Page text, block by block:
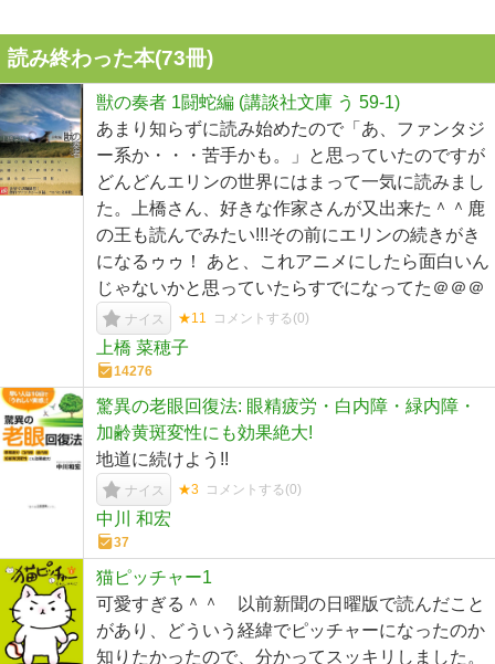
読み終わった本(73冊)
獣の奏者 1闘蛇編 (講談社文庫 う 59-1)
あまり知らずに読み始めたので「あ、ファンタジ
ー系か・・・苦手かも。」と思っていたのですが
どんどんエリンの世界にはまって一気に読みまし
た。上橋さん、好きな作家さんが又出来た＾＾鹿
の王も読んでみたい!!!その前にエリンの続きがき
になるゥゥ！ あと、これアニメにしたら面白いん
じゃないかと思っていたらすでになってた＠＠＠
ナイス ★11 コメントする(0)
上橋 菜穂子
14276
驚異の老眼回復法: 眼精疲労・白内障・緑内障・
加齢黄斑変性にも効果絶大!
地道に続けよう!!
ナイス ★3 コメントする(0)
中川 和宏
37
猫ピッチャー1
可愛すぎる＾＾ 以前新聞の日曜版で読んだこと
があり、どういう経緯でピッチャーになったのか
知りたかったので、分かってスッキリしました。